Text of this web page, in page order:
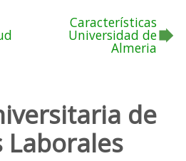
Características
Universidad de
Almeria
de
Laborales